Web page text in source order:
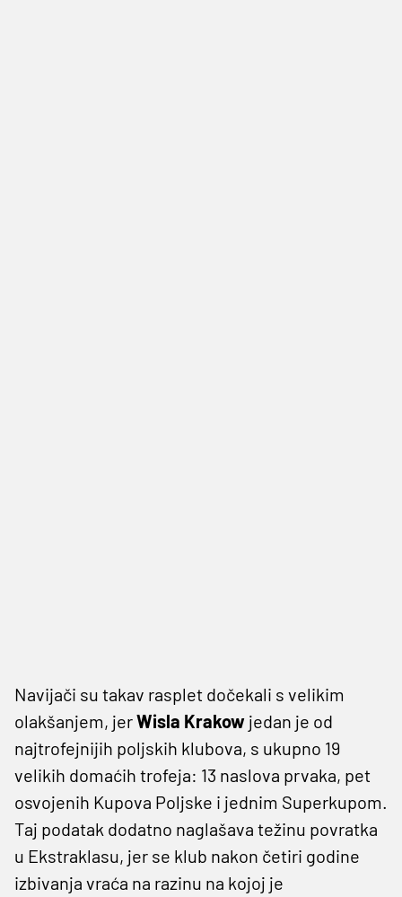
Navijači su takav rasplet dočekali s velikim
olakšanjem, jerWisla Krakow jedan je od
najtrofejnijih poljskih klubova, s ukupno 19
velikih domaćih trofeja: 13 naslova prvaka, pet
osvojenih Kupova Poljske i jednim Superkupom.
Taj podatak dodatno naglašava težinu povratka
u Ekstraklasu, jer se klub nakon četiri godine
izbivanja vraća na razinu na kojoj je